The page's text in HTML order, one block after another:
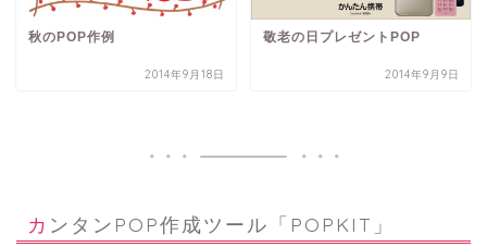
秋のPOP作例
2014年9月18日
敬老の日プレゼントPOP
2014年9月9日
カンタンPOP作成ツール「POPKIT」